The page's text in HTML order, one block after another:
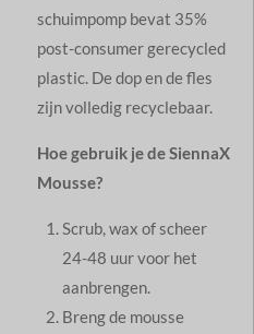
schuimpomp bevat 35%
post-consumer gerecycled
plastic. De dop en de fles
zijn volledig recyclebaar.
Hoe gebruik je de SiennaX
Mousse?
Scrub, wax of scheer
24-48 uur voor het
aanbrengen.
Breng de mousse